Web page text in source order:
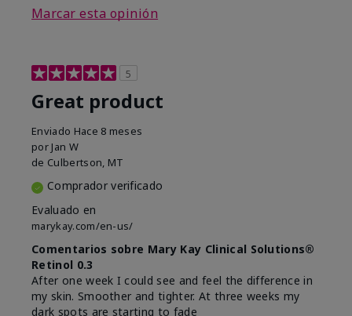
Marcar esta opinión
5
Great product
Enviado Hace 8 meses
por Jan W
de Culbertson, MT
Comprador verificado
Evaluado en
marykay.com/en-us/
Comentarios sobre Mary Kay Clinical Solutions®
Retinol 0.3
After one week I could see and feel the difference in
my skin. Smoother and tighter. At three weeks my
dark spots are starting to fade